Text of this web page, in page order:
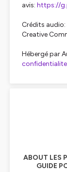
avis: https://
Crédits
Creative
Hébergé par
confidentialite
ABOUT LES
GUIDE